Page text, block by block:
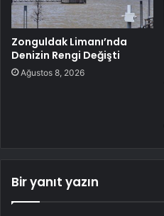
Zonguldak Limanı’nda
Denizin Rengi Değişti
Ağustos 8, 2026
Bir yanıt yazın